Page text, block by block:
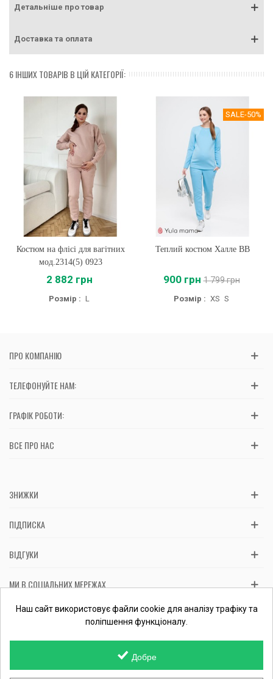
Детальніше про товар
Доставка та оплата
6 ІНШИХ ТОВАРІВ В ЦІЙ КАТЕГОРІЇ:
Костюм на флісі для вагітних
мод.2314(5) 0923
2 882 грн
Розмір : L
SALE-50%
Теплий костюм Халле BB
900 грн 1 799 грн
Розмір : XS S
ПРО КОМПАНІЮ
ТЕЛЕФОНУЙТЕ НАМ:
ГРАФІК РОБОТИ:
ВСЕ ПРО НАС
ЗНИЖКИ
ПІДПИСКА
ВІДГУКИ
МИ В СОЦІАЛЬНИХ МЕРЕЖАХ
Вас обслуговує: ФОП Косташ С.І., номер запису в ЄДР 2 673 000
0000 057597 від 06.01.2017.Перевірити ФОП
Наш сайт використовує файли cookie для аналізу трафіку та
поліпшення функціоналу.
Добре